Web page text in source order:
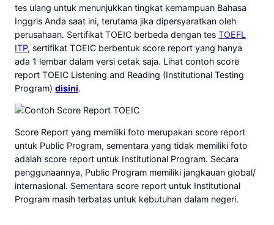
tes ulang untuk menunjukkan tingkat kemampuan Bahasa
Inggris Anda saat ini, terutama jika dipersyaratkan oleh
perusahaan. Sertifikat TOEIC berbeda dengan tesTOEFL
ITP, sertifikat TOEIC berbentuk score report yang hanya
ada 1 lembar dalam versi cetak saja. Lihat contoh score
report TOEIC Listening and Reading (Institutional Testing
Program)disini.
Score Report yang memiliki foto merupakan score report
untuk Public Program, sementara yang tidak memiliki foto
adalah score report untuk Institutional Program. Secara
penggunaannya, Public Program memiliki jangkauan global/
internasional. Sementara score report untuk Institutional
Program masih terbatas untuk kebutuhan dalam negeri.